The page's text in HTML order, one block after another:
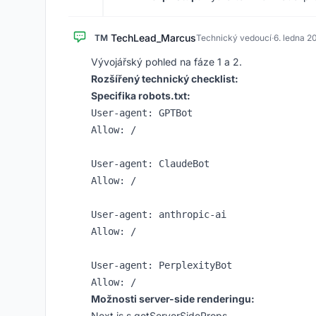
TM TechLead_MarcusTechnický vedoucí·6. ledna
Vývojářský pohled na fáze 1 a 2.
Rozšířený technický checklist:
Specifika robots.txt:
User-agent: GPTBot
Allow: /
User-agent: ClaudeBot
Allow: /
User-agent: anthropic-ai
Allow: /
User-agent: PerplexityBot
Možnosti server-side renderingu: